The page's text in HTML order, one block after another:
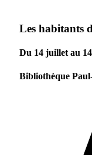
Les habitants
Du 14 juillet au
Bibliothèque